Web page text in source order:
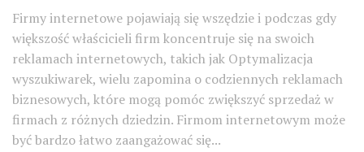
Firmy internetowe pojawiają się wszędzie i podczas gdy
większość właścicieli firm koncentruje się na swoich
reklamach internetowych, takich jak Optymalizacja
wyszukiwarek, wielu zapomina o codziennych reklamach
biznesowych, które mogą pomóc zwiększyć sprzedaż w
firmach z różnych dziedzin. Firmom internetowym może
być bardzo łatwo zaangażować się...